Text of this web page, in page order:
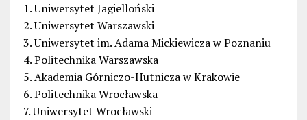
1. Uniwersytet Jagielloński
2. Uniwersytet Warszawski
3. Uniwersytet im. Adama Mickiewicza w Poznaniu
4. Politechnika Warszawska
5. Akademia Górniczo-Hutnicza w Krakowie
6. Politechnika Wrocławska
7. Uniwersytet Wrocławski